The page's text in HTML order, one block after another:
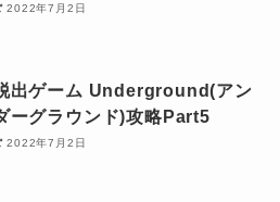
2022年7月2日
出ゲーム Underground(アン
ーグラウンド)攻略Part5
2022年7月2日